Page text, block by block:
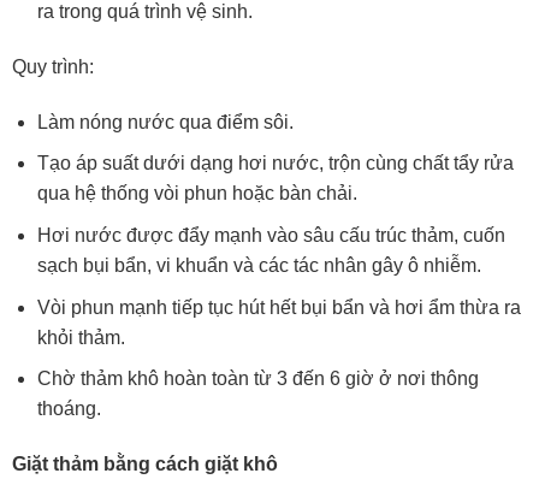
ra trong quá trình vệ sinh.
Quy trình:
Làm nóng nước qua điểm sôi.
Tạo áp suất dưới dạng hơi nước, trộn cùng chất tẩy rửa
qua hệ thống vòi phun hoặc bàn chải.
Hơi nước được đẩy mạnh vào sâu cấu trúc thảm, cuốn
sạch bụi bẩn, vi khuẩn và các tác nhân gây ô nhiễm.
Vòi phun mạnh tiếp tục hút hết bụi bẩn và hơi ẩm thừa ra
khỏi thảm.
Chờ thảm khô hoàn toàn từ 3 đến 6 giờ ở nơi thông
thoáng.
Giặt thảm bằng cách giặt khô